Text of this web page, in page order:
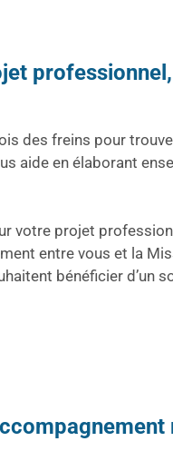
des freins pour
aide en élaborant
votre projet
entre vous et la
bénéficier d’un